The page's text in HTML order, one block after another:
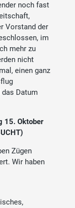
noch fast
Vorstand der
im
mehr zu
nicht
einen ganz
Datum
15. Oktober
Zügen
Wir haben